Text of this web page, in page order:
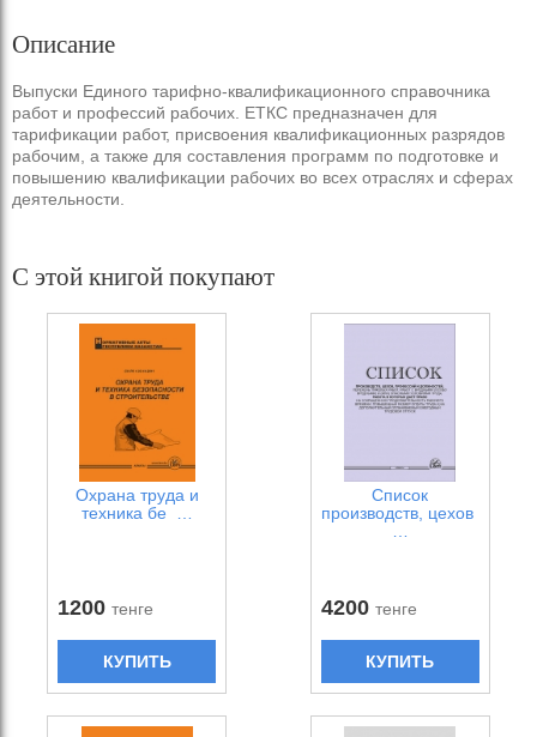
Описание
Выпуски Единого тарифно-квалификационного справочника
работ и профессий рабочих. ЕТКС предназначен для
тарификации работ, присвоения квалификационных разрядов
рабочим, а также для составления программ по подготовке и
повышению квалификации рабочих во всех отраслях и сферах
деятельности.
С этой книгой покупают
Охрана труда и
техника бе …
1200тенге
КУПИТЬ
Список
производств, цехов
4200 тенге
КУПИТЬ